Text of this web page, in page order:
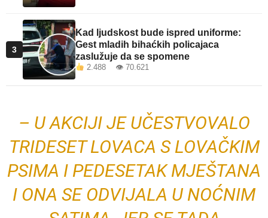
3
Kad ljudskost bude ispred uniforme:
Gest mladih bihaćkih policajaca
zaslužuje da se spomene
2.488 👁 70.621
– U AKCIJI JE UČESTVOVALO
TRIDESET LOVACA S LOVAČKIM
PSIMA I PEDESETAK MJEŠTANA
I ONA SE ODVIJALA U NOĆNIM